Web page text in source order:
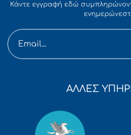
Κάντε εγγραφή εδώ
ΑΛΛΕΣ